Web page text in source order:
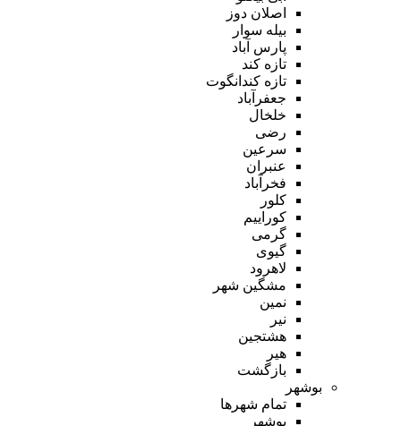
اصلان دوز
بیله سوار
پارس آباد
تازه کند
تازه کندانگوت
جعفرآباد
خلخال
رضی
سرعین
عنبران
فخرآباد
کلور
کوراییم
گرمی
گیوی
لاهرود
مشگین شهر
نمین
نیر
هشتجین
هیر
بازگشت
بوشهر
تمام شهر‌ها
بوشهر